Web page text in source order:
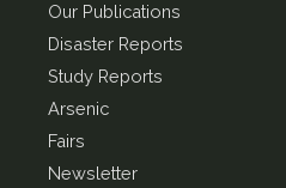
Our Publications
Disaster Reports
Study Reports
Arsenic
Fairs
Newsletter